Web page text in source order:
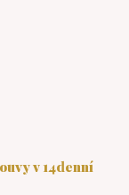
v 14denní